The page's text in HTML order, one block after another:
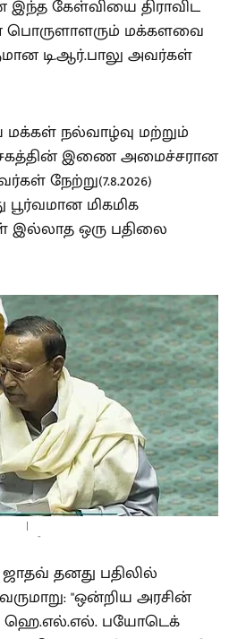
இந்த கேள்வியை திராவிட
பொருளாளரும் மக்களவை
டி.ஆர்.பாலு அவர்கள்
நல்வாழ்வு மற்றும்
இணை அமைச்சரான
நேற்று(7.8.2026)
மிகமிக
இல்லாத ஒரு பதிலை
-
தனது பதிலில்
"ஒன்றிய அரசின்
ஹெ.எல்.எல். பயோடெக்